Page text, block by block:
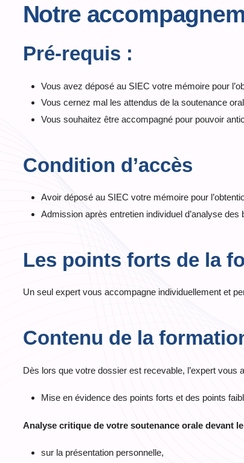
Notre
Pré-requis :
Vous avez déposé au SIEC votre mémoire pour
Vous cernez mal les attendus de la soutenance
Vous souhaitez être accompagné pour pouvoir
Condition d’accès
Avoir déposé au SIEC votre mémoire pour
Admission après entretien individuel d’analyse
Les points forts de la
Un seul expert vous accompagne individuellement et
Contenu de la
Dès lors que votre dossier est recevable, l’expert
Mise en évidence des points forts et des points
Analyse critique de votre soutenance orale devant
sur la présentation personnelle,